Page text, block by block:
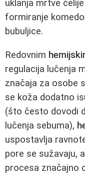
uklanja mrtve
formiranje
bubuljice.
Redovnim
regulacija lučenja
značaja za osobe
se koža dodatno
(što često dovodi
lučenja sebuma),
uspostavlja
pore se sužavaju,
procesa značajno